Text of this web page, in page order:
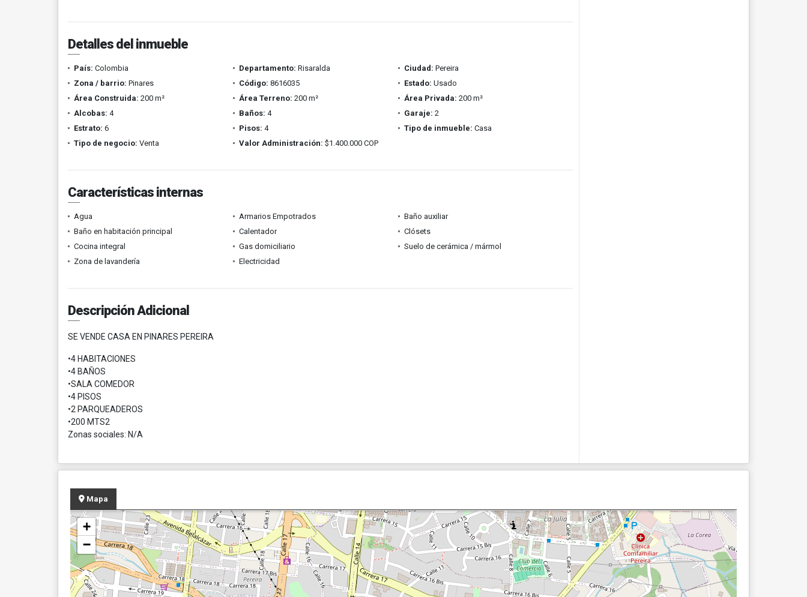
Detalles del inmueble
País: Colombia Departamento: Risaralda Ciudad: Pereira
Zona / barrio: Pinares Código: 8616035 Estado: Usado
Área Construida: 200 m² Área Terreno: 200 m² Área Privada: 200 m²
Alcobas: 4 Baños: 4 Garaje: 2
Estrato: 6 Pisos: 4 Tipo de inmueble: Casa
Tipo de negocio: Venta Valor Administración: $1.400.000 COP
Características internas
Agua Armarios Empotrados
Baño auxiliar
Baño en habitación principal
Calentador
Clósets
Cocina integral
Gas domiciliario
Suelo de cerámica / mármol
Zona de lavandería
Electricidad
Descripción Adicional
SE VENDE CASA EN PINARES PEREIRA
•4 HABITACIONES
•4 BAÑOS
•SALA COMEDOR
•4 PISOS
•2 PARQUEADEROS
•200 MTS2
Zonas sociales: N/A
Mapa
+
−